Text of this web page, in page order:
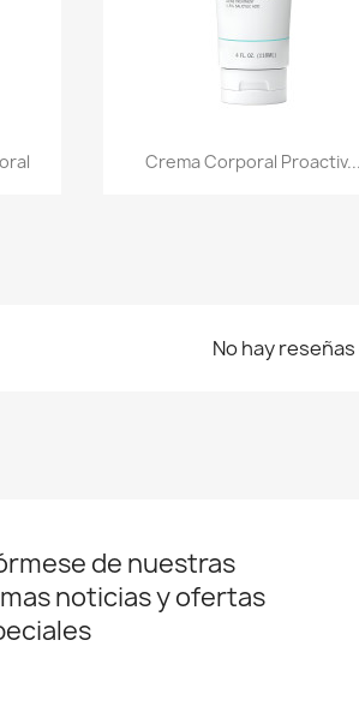
Vista rápida
Crema Corporal Proactiv...
No hay
de nuestras
noticias y ofertas